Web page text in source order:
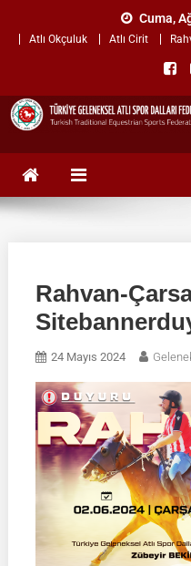
Cuma,
Atlı Okçuluk Atlı Cirit
TÜRKİYE
Rahvan-
24 Mayıs 2024